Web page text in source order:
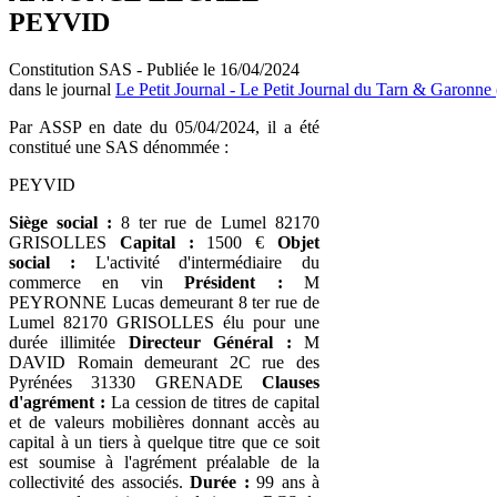
PEYVID
Constitution SAS - Publiée le 16/04/2024
dans le journal Le Petit Journal - Le Petit Journal du Tarn & Garonne
Par ASSP en date du 05/04/2024, il a été
constitué une SAS dénommée :
PEYVID
Siège social : 8 ter rue de Lumel 82170
GRISOLLES Capital : 1500 €Objet
social : L'activité d'intermédiaire du
commerce en vinPrésident : M
PEYRONNE Lucas demeurant 8 ter rue de
Lumel 82170 GRISOLLES élu pour une
durée illimitée Directeur Général : M
DAVID Romain demeurant 2C rue des
Pyrénées 31330 GRENADE Clauses
d'agrément : La cession de titres de capital
et de valeurs mobilières donnant accès au
capital à un tiers à quelque titre que ce soit
est soumise à l'agrément préalable de la
collectivité des associés.Durée : 99 ans à